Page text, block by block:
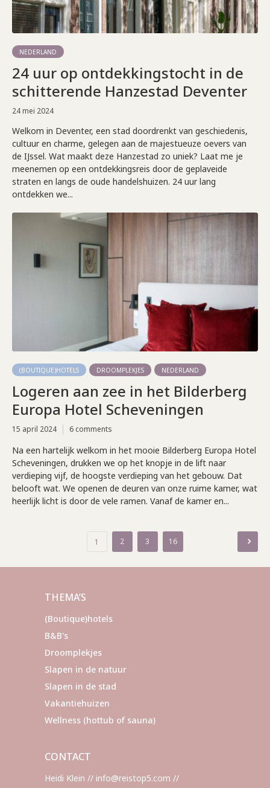
NEDERLAND
24 uur op ontdekkingstocht in de
schitterende Hanzestad Deventer
24 mei 2024
Welkom in Deventer, een stad doordrenkt van geschiedenis,
cultuur en charme, gelegen aan de majestueuze oevers van
de IJssel. Wat maakt deze Hanzestad zo uniek? Laat me je
meenemen op een ontdekkingsreis door de geplaveide
straten en langs de oude handelshuizen. 24 uur lang
ontdekken we...
(BOUTIQUE)HOTELS DROOMPLEKJES NEDERLAND
Logeren aan zee in het Bilderberg
Europa Hotel Scheveningen
15 april 2024 6 comments
Na een hartelijk welkom in het mooie Bilderberg Europa Hotel
Scheveningen, drukken we op het knopje in de lift naar
verdieping vijf, de hoogste verdieping van het gebouw. Dat
belooft wat. We openen de deuren van onze ruime kamer, wat
heerlijk licht is door de vele ramen. Vanaf de kamer en...
Berichten
paginering
1 2 3 16
THEMA’S
(Boutique)hotels
B&B's
Droomplekjes
Slapen in de natuur
Slapen in de stad
Vakantiehuizen
Wellness (hottub of sauna)
CONTACT
Heidi Klein // info@reistop5.com //